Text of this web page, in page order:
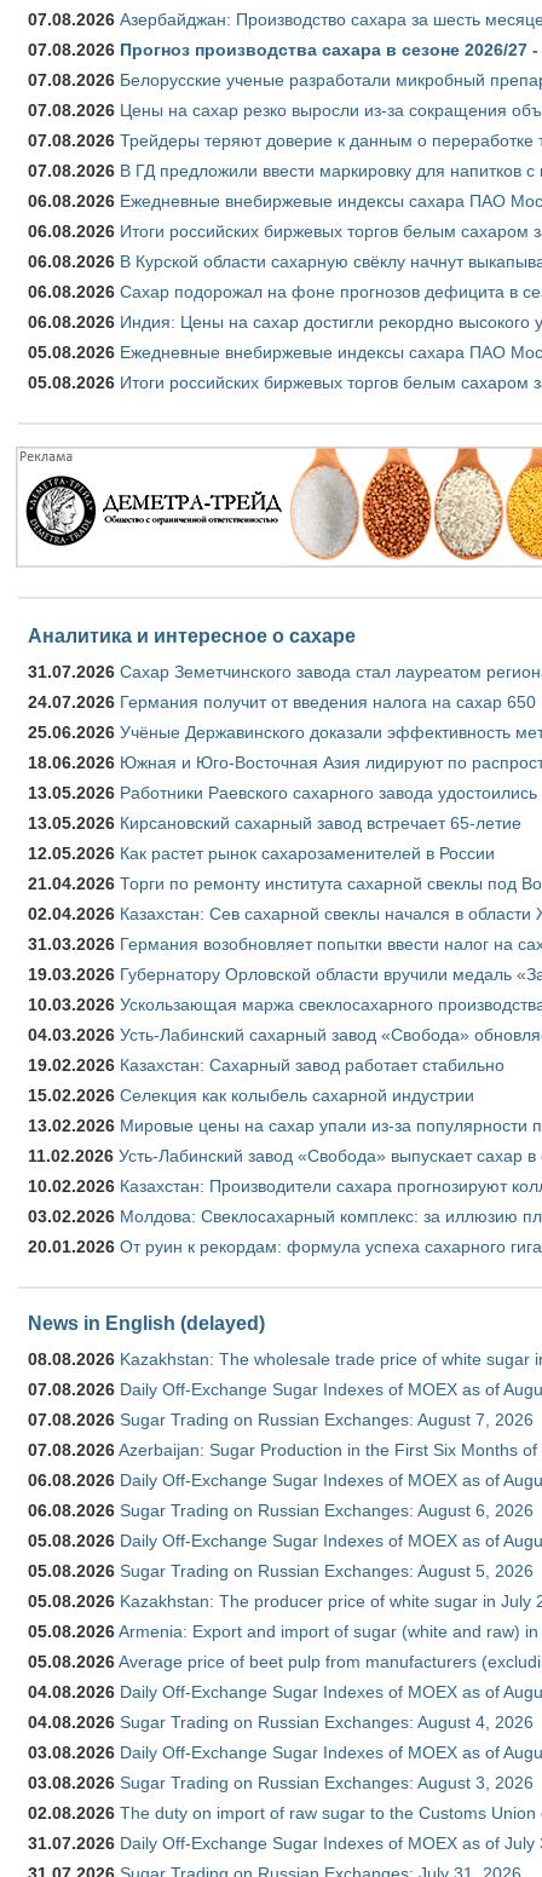
07.08.2026 Азербайджан: Производство сахара за шесть
07.08.2026 Прогноз производства сахара в сезоне 2026/
07.08.2026 Белорусские ученые разработали микробный
07.08.2026 Цены на сахар резко выросли из-за сокращения
07.08.2026 Трейдеры теряют доверие к данным о переработке
07.08.2026 В ГД предложили ввести маркировку для напитков
06.08.2026 Ежедневные внебиржевые индексы сахара ПАО
06.08.2026 Итоги российских биржевых торгов белым сахаром
06.08.2026 В Курской области сахарную свёклу начнут
06.08.2026 Сахар подорожал на фоне прогнозов дефицита в
06.08.2026 Индия: Цены на сахар достигли рекордно высокого
05.08.2026 Ежедневные внебиржевые индексы сахара ПАО
05.08.2026 Итоги российских биржевых торгов белым сахаром
Аналитика и интересное о сахаре
31.07.2026 Сахар Земетчинского завода стал лауреатом
24.07.2026 Германия получит от введения налога на сахар
25.06.2026 Учёные Державинского доказали эффективность
18.06.2026 Южная и Юго-Восточная Азия лидируют по
13.05.2026 Работники Раевского сахарного завода удостоились
13.05.2026 Кирсановский сахарный завод встречает 65-летие
12.05.2026 Как растет рынок сахарозаменителей в России
21.04.2026 Торги по ремонту института сахарной свеклы под
02.04.2026 Казахстан: Сев сахарной свеклы начался в области
31.03.2026 Германия возобновляет попытки ввести налог на
19.03.2026 Губернатору Орловской области вручили медаль
10.03.2026 Ускользающая маржа свеклосахарного
04.03.2026 Усть-Лабинский сахарный завод «Свобода»
19.02.2026 Казахстан: Сахарный завод работает стабильно
15.02.2026 Селекция как колыбель сахарной индустрии
13.02.2026 Мировые цены на сахар упали из-за популярности
11.02.2026 Усть-Лабинский завод «Свобода» выпускает сахар в
10.02.2026 Казахстан: Производители сахара прогнозируют
03.02.2026 Молдова: Свеклосахарный комплекс: за иллюзию
20.01.2026 От руин к рекордам: формула успеха сахарного
News in English (delayed)
08.08.2026 Kazakhstan: The wholesale trade price of white sugar
07.08.2026 Daily Off-Exchange Sugar Indexes of MOEX as of
07.08.2026 Sugar Trading on Russian Exchanges: August 7, 2026
07.08.2026Azerbaijan: Sugar Production in the First Six Months of
06.08.2026 Daily Off-Exchange Sugar Indexes of MOEX as of
06.08.2026 Sugar Trading on Russian Exchanges: August 6, 2026
05.08.2026 Daily Off-Exchange Sugar Indexes of MOEX as of
05.08.2026 Sugar Trading on Russian Exchanges: August 5, 2026
05.08.2026 Kazakhstan: The producer price of white sugar in July
05.08.2026Armenia: Export and import of sugar (white and raw)
05.08.2026Average price of beet pulp from manufacturers
04.08.2026 Daily Off-Exchange Sugar Indexes of MOEX as of
04.08.2026 Sugar Trading on Russian Exchanges: August 4, 2026
03.08.2026 Daily Off-Exchange Sugar Indexes of MOEX as of
03.08.2026 Sugar Trading on Russian Exchanges: August 3, 2026
02.08.2026 The duty on import of raw sugar to the Customs
31.07.2026 Daily Off-Exchange Sugar Indexes of MOEX as of July